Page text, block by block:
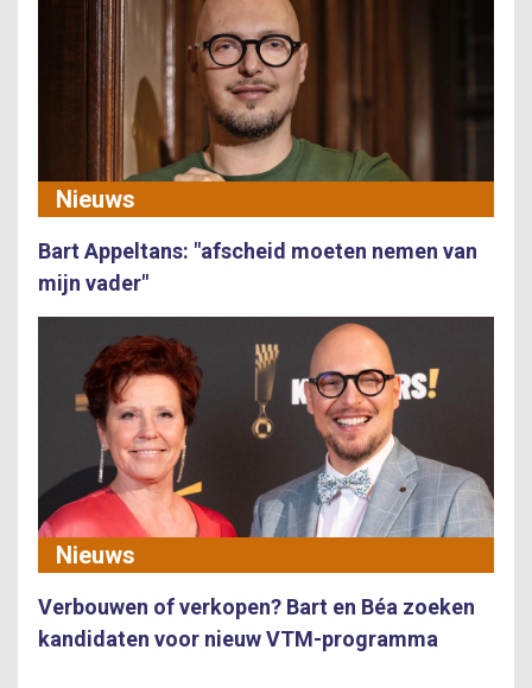
Nieuws
Bart Appeltans: "afscheid moeten nemen van
mijn vader"
Nieuws
Verbouwen of verkopen? Bart en Béa zoeken
kandidaten voor nieuw VTM-programma